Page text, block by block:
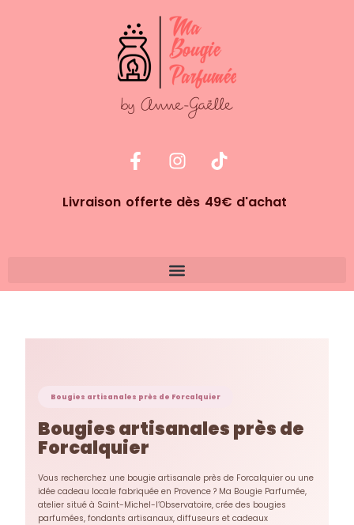
Livraison offerte dès 49€ d'achat
Bougies artisanales près de Forcalquier
Bougies artisanales près de
Forcalquier
Vous recherchez une bougie artisanale près de Forcalquier ou une
idée cadeau locale fabriquée en Provence ? Ma Bougie Parfumée,
atelier situé à Saint-Michel-l’Observatoire, crée des bougies
parfumées, fondants artisanaux, diffuseurs et cadeaux